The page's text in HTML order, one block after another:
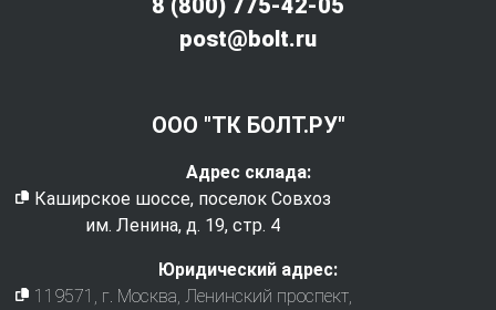
post@bolt.ru
ООО "ТК БОЛТ.РУ"
Адрес склада:
Каширское шоссе, поселок Совхоз
им. Ленина, д. 19, стр. 4
Юридический адрес:
119571
, г. Москва Ленинский проспект,